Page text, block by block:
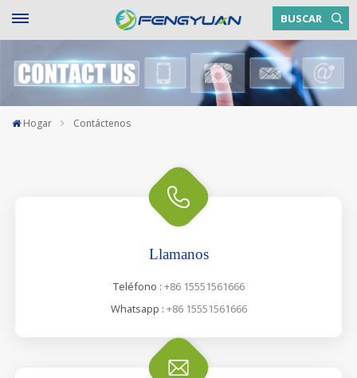
BUSCAR
Hogar Contáctenos
Llamanos
Teléfono : +86 15551561666
Whatsapp : +86 15551561666